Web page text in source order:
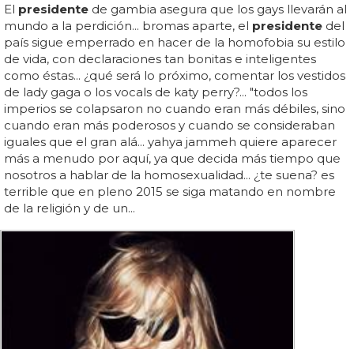
El presidente de gambia asegura que los gays llevarán al
mundo a la perdición... bromas aparte, el presidente del
país sigue emperrado en hacer de la homofobia su estilo
de vida, con declaraciones tan bonitas e inteligentes
como éstas... ¿qué será lo próximo, comentar los vestidos
de lady gaga o los vocals de katy perry?... "todos los
imperios se colapsaron no cuando eran más débiles, sino
cuando eran más poderosos y cuando se consideraban
iguales que el gran alá... yahya jammeh quiere aparecer
más a menudo por aquí, ya que decida más tiempo que
nosotros a hablar de la homosexualidad... ¿te suena? es
terrible que en pleno 2015 se siga matando en nombre
de la religión y de un...